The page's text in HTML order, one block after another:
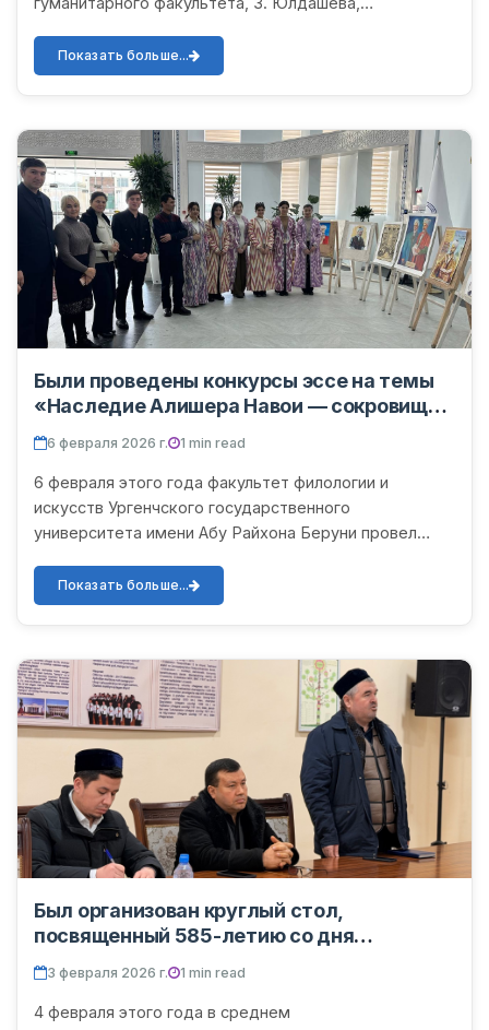
литературы, и Дж. Джуманиёзова, преп...
Показать больше...
Были проведены конкурсы эссе на темы
«Наследие Алишера Навои — ​​сокровище
нашей нации», «Я — создатель
творчества Навои» и «Лучшие рисунки».
6 февраля 2026 г. 1 min read
6 февраля этого года факультет филологии и
искусств Ургенчского государственного
университета имени Абу Райхона Беруни провел
сокровище нашего народа», «...
Показать больше...
Был организован круглый стол,
посвященный 585-летию со дня
рождения Алишера Навои.
3 февраля 2026 г. 1 min read
4 февраля этого года в среднем